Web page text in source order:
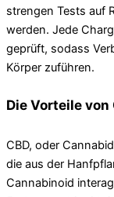
strengen Tests auf
werden. Jede
geprüft, sodass
Körper zuführen.
Die Vorteile von
CBD, oder
die aus der
Cannabinoid